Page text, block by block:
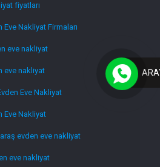
fiyatları
Eve Nakliyat Firmaları
eve nakliyat
eve nakliyat
Eve Nakliyat
Eve Nakliyat
evden eve nakliyat
eve nakliyat